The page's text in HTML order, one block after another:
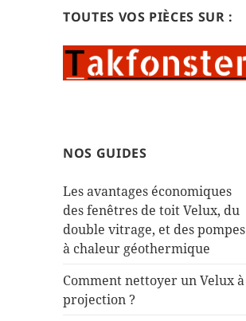
TOUTES VOS PIÈCES SUR :
NOS GUIDES
Les avantages économiques
des fenêtres de toit Velux, du
double vitrage, et des pompes
à chaleur géothermique
Comment nettoyer un Velux à
projection ?